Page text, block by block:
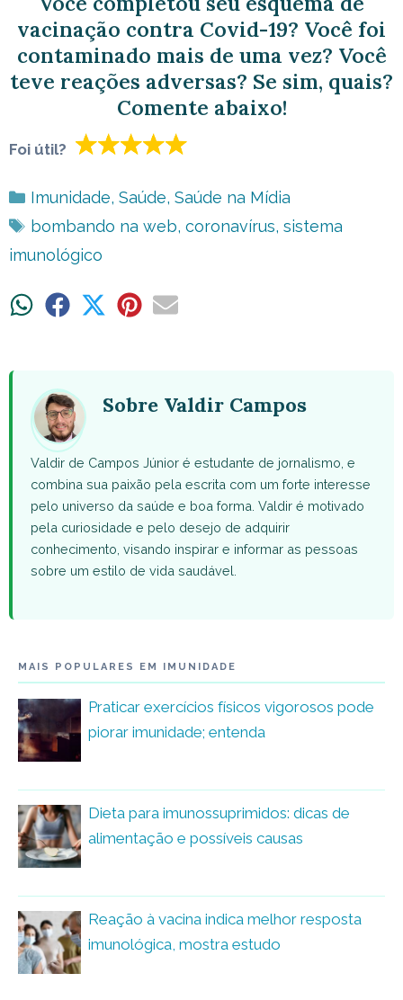
vacinação contra Covid-19? Você foi
contaminado mais de uma vez? Você
teve reações adversas? Se sim, quais?
Comente abaixo!
Foi útil?
Categorias
Imunidade, Saúde, Saúde na Mídia
Tags
bombando na web, coronavírus, sistema
imunológico
ShareShare ShareShareShare
Sobre Valdir Campos
Valdir de Campos Júnior é estudante de jornalismo, e
combina sua paixão pela escrita com um forte interesse
pelo universo da saúde e boa forma. Valdir é motivado
pela curiosidade e pelo desejo de adquirir
conhecimento, visando inspirar e informar as pessoas
sobre um estilo de vida saudável.
MAIS POPULARES EM IMUNIDADE
Praticar exercícios físicos vigorosos pode
piorar imunidade; entenda
Dieta para imunossuprimidos: dicas de
alimentação e possíveis causas
Reação à vacina indica melhor resposta
imunológica, mostra estudo